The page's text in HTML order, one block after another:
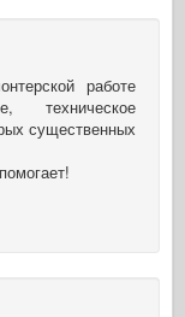
работе
техническое
существенных